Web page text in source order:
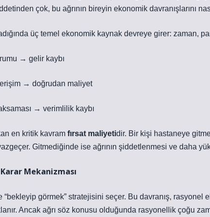
çok, bu ağrının bireyin ekonomik davranışlarını
üç temel ekonomik kaynak devreye girer: zaman,
→ gelir kaybı
→ doğrudan maliyet
→ verimlilik kaybı
en kritik kavram fırsat maliyetidir. Bir kişi hastaneye
Gitmediğinde ise ağrının şiddetlenmesi ve daha
Mekanizması
“bekleyip görmek” stratejisini seçer. Bu davranış, rasyonel
Ancak ağrı söz konusu olduğunda rasyonellik çoğu